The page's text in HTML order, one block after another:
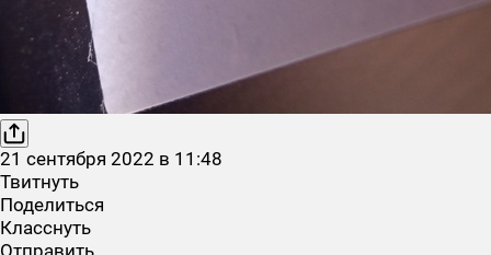
21 сентября 2022 в 11:48
Твитнуть
Поделиться
Класснуть
Отправить